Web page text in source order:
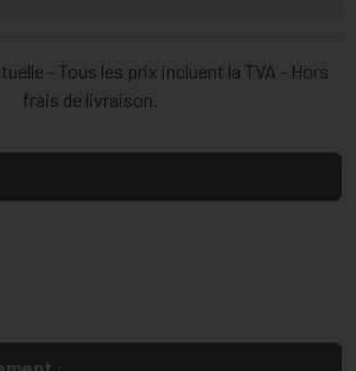
- Tous les prix incluent la TVA - Hors
frais de livraison.